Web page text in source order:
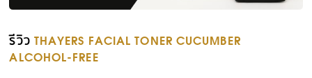
รีวิว THAYERS FACIAL TONER CUCUMBER
ALCOHOL-FREE